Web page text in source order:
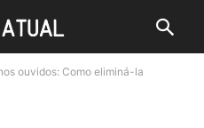
ouvidos: Como eliminá-la